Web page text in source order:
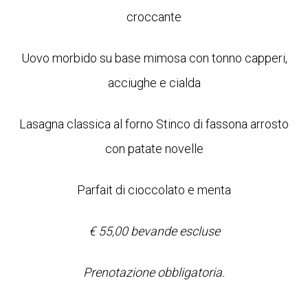
croccante
Uovo morbido su base mimosa con tonno capperi,
acciughe e cialda
Lasagna classica al forno Stinco di fassona arrosto
con patate novelle
Parfait di cioccolato e menta
€ 55,00 bevande escluse
Prenotazione obbligatoria.